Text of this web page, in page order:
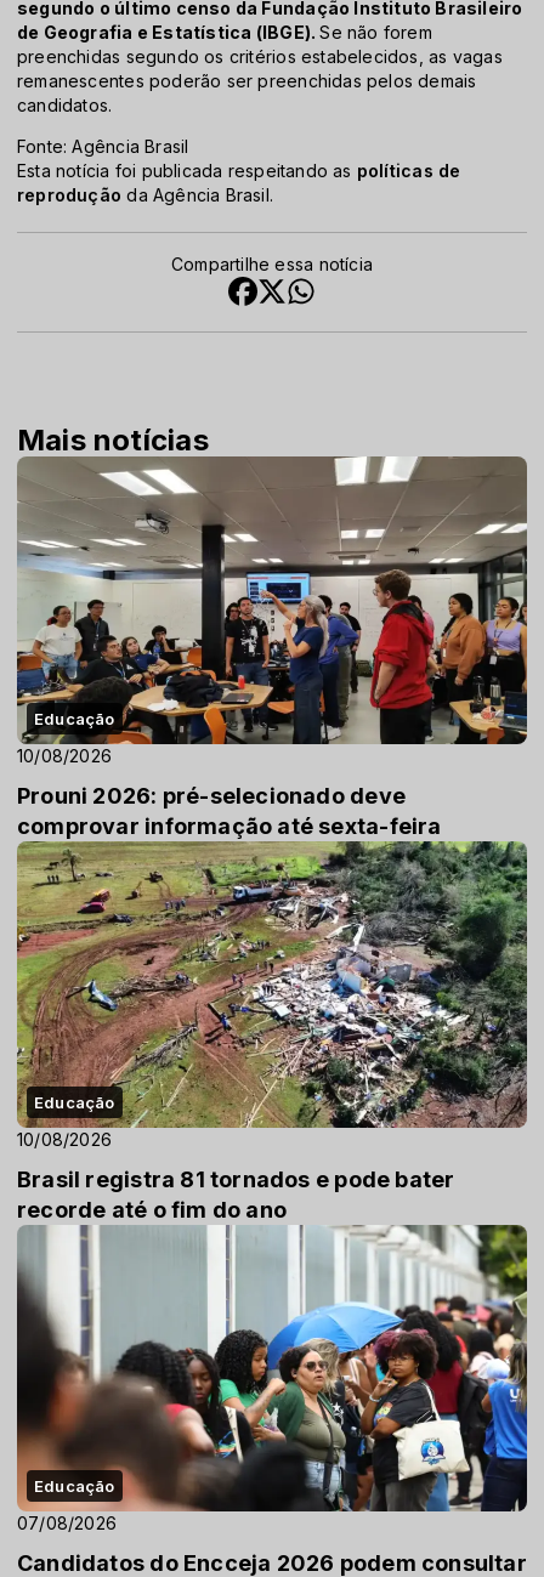
segundo o último censo da Fundação Instituto Brasileiro
de Geografia e Estatística (IBGE).Se não forem
preenchidas segundo os critérios estabelecidos, as vagas
remanescentes poderão ser preenchidas pelos demais
candidatos.
Fonte: Agência Brasil
Esta notícia foi publicada respeitando as políticas de
reprodução da Agência Brasil.
Compartilhe essa notícia
Mais notícias
Educação
10/08/2026
Prouni 2026: pré-selecionado deve
comprovar informação até sexta-feira
Educação
10/08/2026
Brasil registra 81 tornados e pode bater
recorde até o fim do ano
Educação
07/08/2026
Candidatos do Encceja 2026 podem consultar